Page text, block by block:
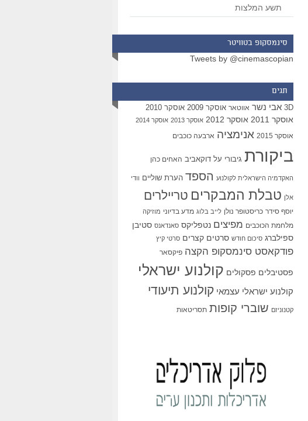
תשע המלצות
סינמסקופ בטוויטר
Tweets by @cinemascopian
תגים
3D אבי נשר אווטאר אוסקר 2009 אוסקר 2010
אוסקר 2011 אוסקר 2012 אוסקר 2013 אוסקר 2014
אוסקר 2015 אנימציה ארבעה כוכבים
ביקורת גיבורי על דוקאביב האחים כהן
האקדמיה הישראלית לקולנוע הספד הערת שוליים וודי
אלן טבלת המבקרים טריילרים
יוסף סידר כריסטופר נולן לייב בלוג מדע בדיוני מוזיקה
מלחמת הכוכבים מפיצים נטפליקס סאנדאנס סטיבן
ספילברג סיכום חודש סרטים קצרים סרטי קיץ
פודקאסט סינמסקופ הקצה פיקסאר
פסטיבלים פסקולים קולנוע ישראלי
קולנוע ישראלי עצמאי קולנוע תיעודי
קטנוניזם שוברי קופות תסריטאות